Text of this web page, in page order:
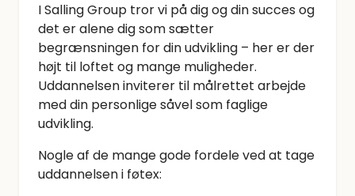
I Salling Group tror vi på dig og din succes og
det er alene dig som sætter
begrænsningen for din udvikling – her er der
højt til loftet og mange muligheder.
Uddannelsen inviterer til målrettet arbejde
med din personlige såvel som faglige
udvikling.
Nogle af de mange gode fordele ved at tage
uddannelsen i føtex: